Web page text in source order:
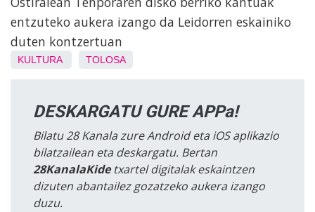
entzuteko aukera izango da Leidorren eskainiko
duten kontzertuan
KULTURA TOLOSA
DESKARGATU GURE APPa!
Bilatu 28 Kanala zure Android eta iOS aplikazio
bilatzailean eta deskargatu. Bertan
28KanalaKidetxartel digitalak eskaintzen
dizuten abantailez gozatzeko aukera izango
duzu.